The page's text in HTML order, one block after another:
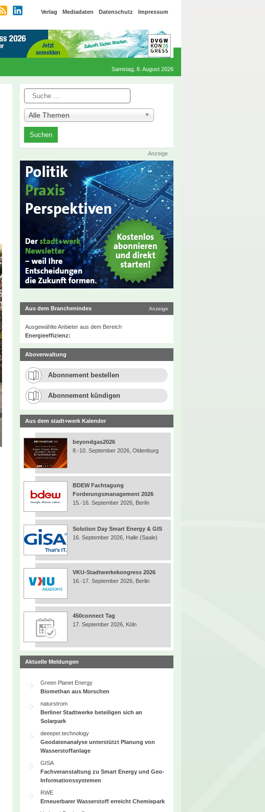
Verlag Mediadaten Datenschutz Impressum
Samstag, 8. August 2026
Suche
Alle Themen
Anzeige
Aus dem Branchenindex Anzeige
Ausgewählte Anbieter aus dem Bereich
Energieeffizienz:
Aboverwaltung
Abonnement bestellen
Abonnement kündigen
Aus dem stadt+werk Kalender
beyondgas2026
8.-10. September 2026, Oldenburg
BDEW Fachtagung
Forderungsmanagement 2026
15.-16. September 2026, Berlin
Solution Day Smart Energy & GIS
16. September 2026, Halle (Saale)
VKU-Stadtwerkekongress 2026
16.-17. September 2026, Berlin
450connect Tag
17. September 2026, Köln
Aktuelle Meldungen
Green Planet Energy
Biomethan aus Morschen
naturstrom
Berliner Stadtwerke beteiligen sich an
Solarpark
deeeper.technology
Geodatenanalyse unterstützt Planung von
Wasserstoffanlage
GISA
Fachveranstaltung zu Smart Energy und Geo-
Informationssystemen
RWE
Erneuerbarer Wasserstoff erreicht Chemiepark